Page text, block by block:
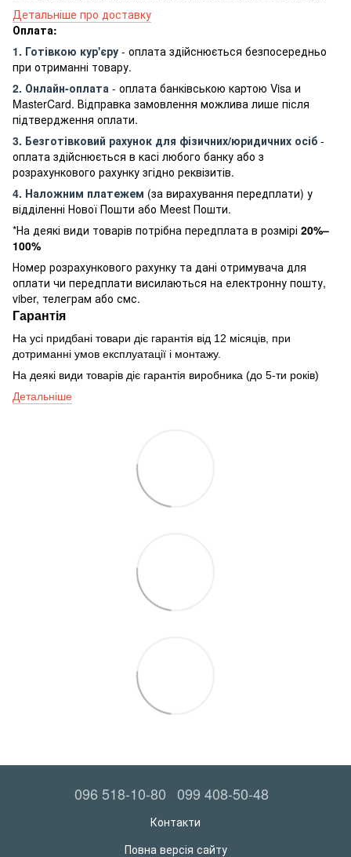
Детальніше про доставку
Оплата:
1. Готівкою кур'єру - оплата здійснюється безпосередньо
при отриманні товару.
2. Онлайн-оплата - оплата банківською картою Visa и
MasterCard. Відправка замовлення можлива лише після
підтвердження оплати.
3. Безготівковий рахунок для фізичних/юридичних осіб -
оплата здійснюється в касі любого банку або з
розрахункового рахунку згідно реквізитів.
4. Наложним платежем (за вирахування передплати) у
відділенні Нової Пошти або Meest Пошти.
*На деякі види товарів потрібна передплата в розмірі 20%–
100%
Номер розрахункового рахунку та дані отримувача для
оплати чи передплати висилаються на електронну пошту,
viber, телеграм або смс.
Гарантія
На усі придбані товари діє гарантія від 12 місяців, при
дотриманні умов експлуатації і монтажу.
На деякі види товарів діє гарантія виробника (до 5-ти років)
Детальніше
096 518-10-80 099 408-50-48
Контакти
Повна версія сайту